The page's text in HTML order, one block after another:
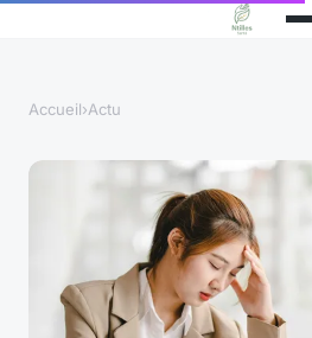
Accueil›Actu